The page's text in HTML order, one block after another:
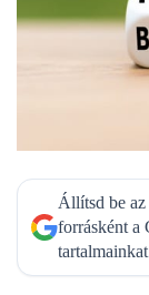
Állítsd be
forrásként a